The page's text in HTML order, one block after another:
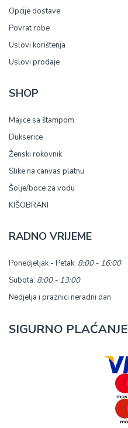
Opcije dostave
Povrat robe
Uslovi korištenja
Uslovi prodaje
SHOP
Majice sa štampom
Dukserice
Ženski rokovnik
Slike na canvas platnu
Šolje/boce za vodu
KIŠOBRANI
RADNO VRIJEME
Ponedjeljak - Petak: 8:00 - 16:00
Subota: 8:00 - 13:00
Nedjelja i praznici neradni dan
SIGURNO PLAĆANJE